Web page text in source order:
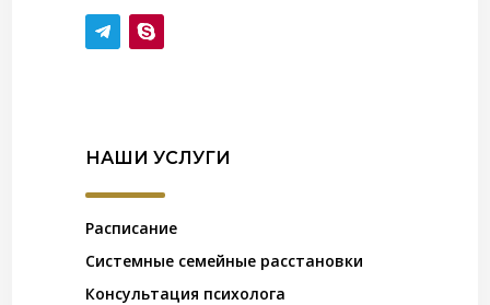
НАШИ УСЛУГИ
Расписание
Системные семейные расстановки
Консультация психолога